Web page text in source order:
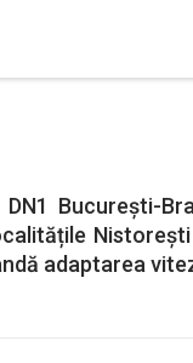
București-
adaptarea